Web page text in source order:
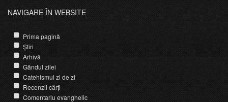
NAVIGARE ÎN WEBSITE
Prima pagină
Știri
Arhivă
Gândul zilei
Catehismul zi de zi
Recenzii cărți
Comentariu evanghelic